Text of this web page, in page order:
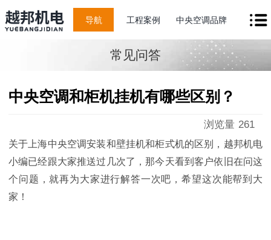
导航 工程案例 中央空调品牌
常见问答
中央空调和柜机挂机有哪些区别？
浏览量 261
关于上海中央空调安装和壁挂机和柜式机的区别，越邦机电
小编已经跟大家推送过几次了，那今天看到客户依旧在问这
个问题，就再为大家进行解答一次吧，希望这次能帮到大
家！